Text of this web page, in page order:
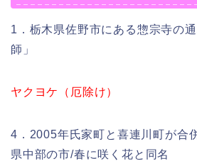
1．栃木県佐野市にある惣宗寺の
師」
ヤクヨケ（厄除け）
4．2005年氏家町と喜連川町が合
県中部の市/春に咲く花と同名